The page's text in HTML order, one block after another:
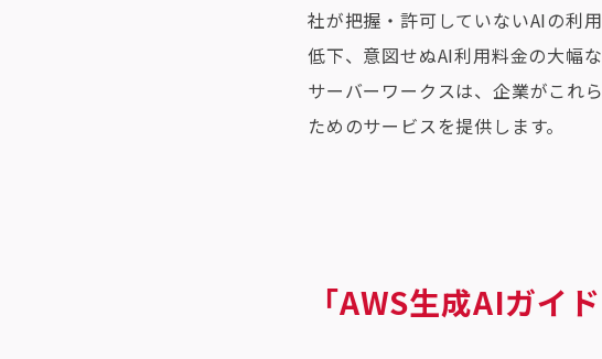
社が把握・許可していないAIの利
低下、意図せぬAI利用料金の大幅
サーバーワークスは、企業がこれ
ためのサービスを提供します。
「AWS生成AIガイ